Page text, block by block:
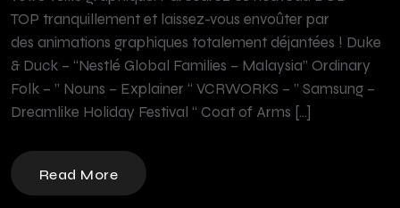
TOP tranquillement et laissez-vous envoûter par
des animations graphiques totalement déjantées ! Duke
& Duck – “Nestlé Global Families – Malaysia” Ordinary
Folk – ” Nouns – Explainer “ VCRWORKS – ” Samsung –
Dreamlike Holiday Festival “ Coat of Arms […]
Read More